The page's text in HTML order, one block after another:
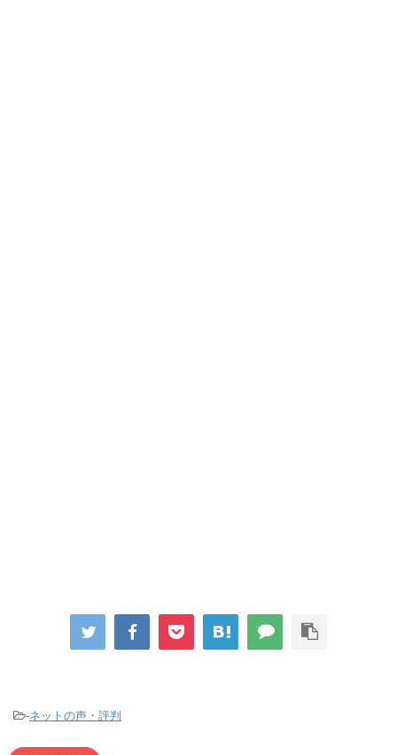
-ネットの声・評判